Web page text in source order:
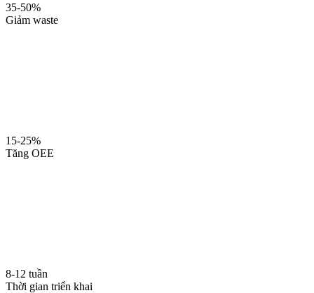
35-50%
Giảm waste
15-25%
Tăng OEE
8-12 tuần
Thời gian triển khai